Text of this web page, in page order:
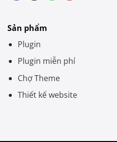
Sản phẩm
Plugin
Plugin miễn phí
Chợ Theme
Thiết kế website